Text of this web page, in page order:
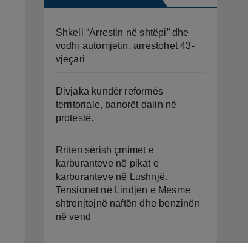
Shkeli “Arrestin në shtëpi” dhe
vodhi automjetin, arrestohet 43-
vjeçari
Divjaka kundër reformës
territoriale, banorët dalin në
protestë.
Rriten sërish çmimet e
karburanteve në pikat e
karburanteve në Lushnjë.
Tensionet në Lindjen e Mesme
shtrenjtojnë naftën dhe benzinën
në vend